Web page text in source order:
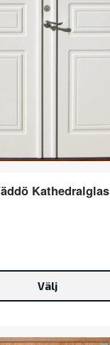
Kathedralglas
Välj